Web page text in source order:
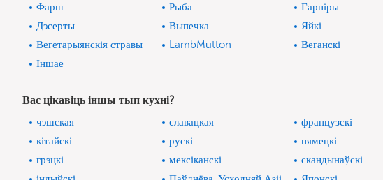
Фарш
Рыба Гарніры
Дэсерты
Выпечка Яйкі
Вегетарыянскія стравы
LambMutton Веганскі
Іншае
Вас цікавіць іншы тып кухні?
чэшская славацкая французскі
кітайскі
рускі нямецкі
грэцкі
мексіканскі скандынаўскі